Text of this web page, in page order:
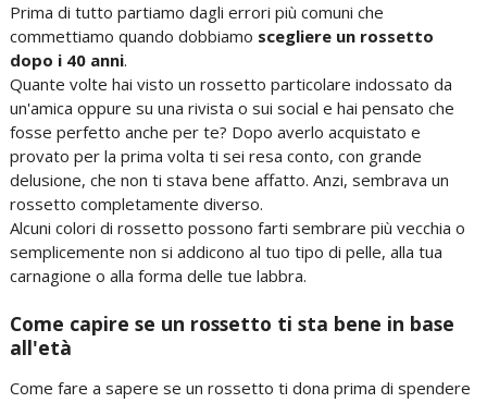
Prima di tutto partiamo dagli errori più comuni che
commettiamo quando dobbiamo scegliere un rossetto
dopo i 40 anni.
Quante volte hai visto un rossetto particolare indossato da
un'amica oppure su una rivista o sui social e hai pensato che
fosse perfetto anche per te? Dopo averlo acquistato e
provato per la prima volta ti sei resa conto, con grande
delusione, che non ti stava bene affatto. Anzi, sembrava un
rossetto completamente diverso.
Alcuni colori di rossetto possono farti sembrare più vecchia o
semplicemente non si addicono al tuo tipo di pelle, alla tua
carnagione o alla forma delle tue labbra.
Come capire se un rossetto ti sta bene in base
all'età
Come fare a sapere se un rossetto ti dona prima di spendere